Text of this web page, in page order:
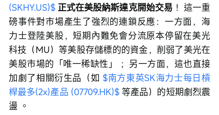
(SKHY.US)$ 正式在美股納斯達克開始交易 ！這一重
磅事件對市場產生了強烈的連鎖反應：一方面，海
力士登陸美股，短期內難免會分流原本停留在美光
科技（MU）等美股存儲標的的資金，削弱了美光在
美股市場的「唯一稀缺性」 ；另一方面，這也直接
加劇了相關衍生品（如 $南方東英SK海力士每日槓
桿最多(2x)產品 (07709.HK)$ 等產品）的短期劇烈震
盪 。